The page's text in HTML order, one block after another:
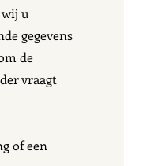
u
gegevens
de
vraagt
of een